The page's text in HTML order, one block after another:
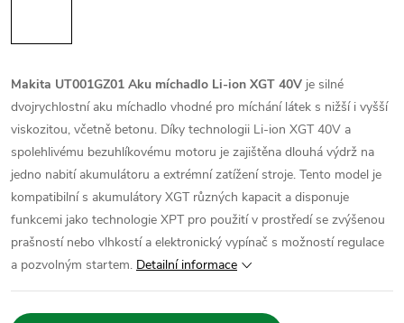
Makita UT001GZ01 Aku míchadlo Li-ion XGT 40V je silné
dvojrychlostní aku míchadlo vhodné pro míchání látek s nižší i vyšší
viskozitou, včetně betonu. Díky technologii Li-ion XGT 40V a
spolehlivému bezuhlíkovému motoru je zajištěna dlouhá výdrž na
jedno nabití akumulátoru a extrémní zatížení stroje. Tento model je
kompatibilní s akumulátory XGT různých kapacit a disponuje
funkcemi jako technologie XPT pro použití v prostředí se zvýšenou
prašností nebo vlhkostí a elektronický vypínač s možností regulace
a pozvolným startem. Detailní informace